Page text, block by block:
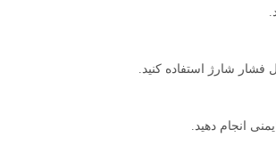
فشار شارژ استفاده کنید.